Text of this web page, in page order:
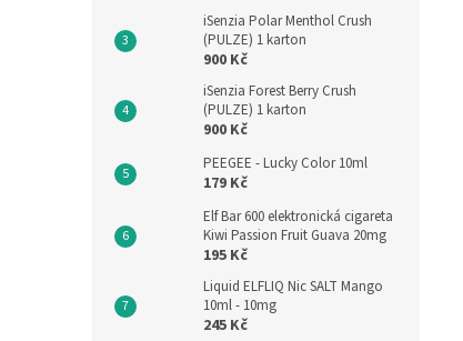
iSenzia Polar Menthol Crush
(PULZE) 1 karton
900 Kč
iSenzia Forest Berry Crush
(PULZE) 1 karton
900 Kč
PEEGEE - Lucky Color 10ml
179 Kč
Elf Bar 600 elektronická cigareta
Kiwi Passion Fruit Guava 20mg
195 Kč
Liquid ELFLIQ Nic SALT Mango
10ml - 10mg
245 Kč